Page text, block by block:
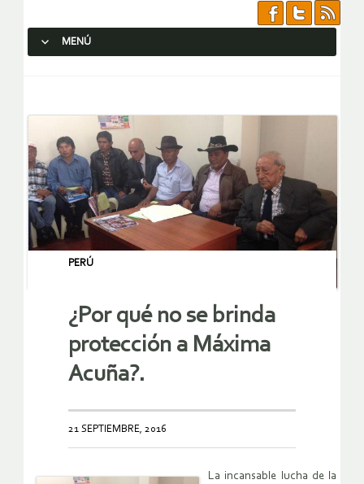
MENÚ
PERÚ
¿Por qué no se brinda
protección a Máxima
Acuña?.
21 SEPTIEMBRE, 2016
La incansable lucha de la